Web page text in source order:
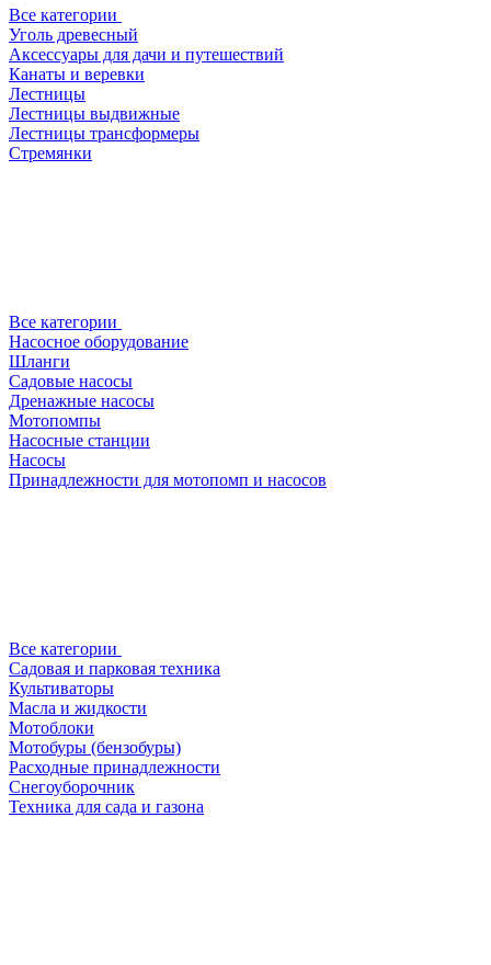
Все категории
Уголь древесный
Аксессуары для дачи и путешествий
Канаты и веревки
Лестницы
Лестницы выдвижные
Лестницы трансформеры
Стремянки
Все категории
Насосное оборудование
Шланги
Садовые насосы
Дренажные насосы
Мотопомпы
Насосные станции
Насосы
Принадлежности для мотопомп и насосов
Все категории
Садовая и парковая техника
Культиваторы
Масла и жидкости
Мотоблоки
Мотобуры (бензобуры)
Расходные принадлежности
Снегоуборочник
Техника для сада и газона